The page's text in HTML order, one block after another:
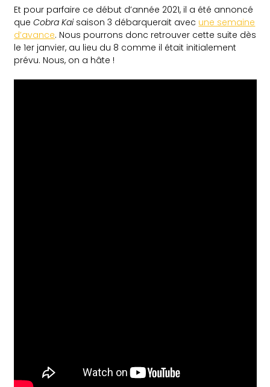
Et pour parfaire ce début d’année 2021, il a été annoncé
queCobra Kaisaison 3 débarquerait avec une semaine
d’avance. Nous pourrons donc retrouver cette suite dès
le 1er janvier, au lieu du 8 comme il était initialement
prévu. Nous, on a hâte !